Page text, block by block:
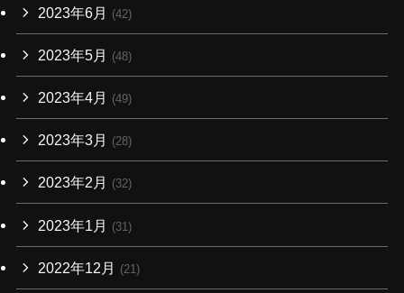
2023年6月 (42)
2023年5月 (48)
2023年4月 (49)
2023年3月 (28)
2023年2月 (32)
2023年1月 (31)
2022年12月 (21)